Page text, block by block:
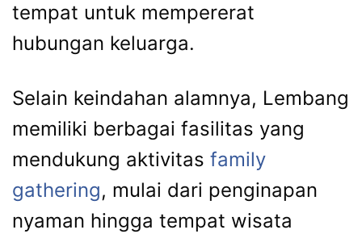
tempat untuk mempererat
hubungan keluarga.
Selain keindahan alamnya, Lembang
memiliki berbagai fasilitas yang
mendukung aktivitas family
gathering, mulai dari penginapan
nyaman hingga tempat wisata